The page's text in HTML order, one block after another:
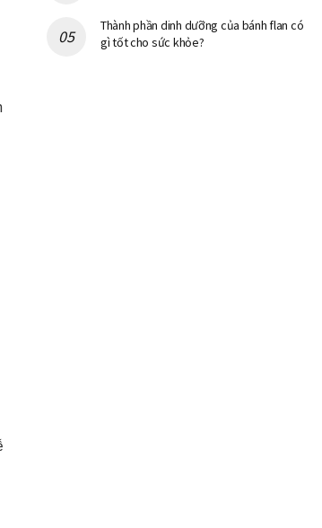
Thành phần dinh dưỡng của bánh flan có
gì tốt cho sức khỏe?